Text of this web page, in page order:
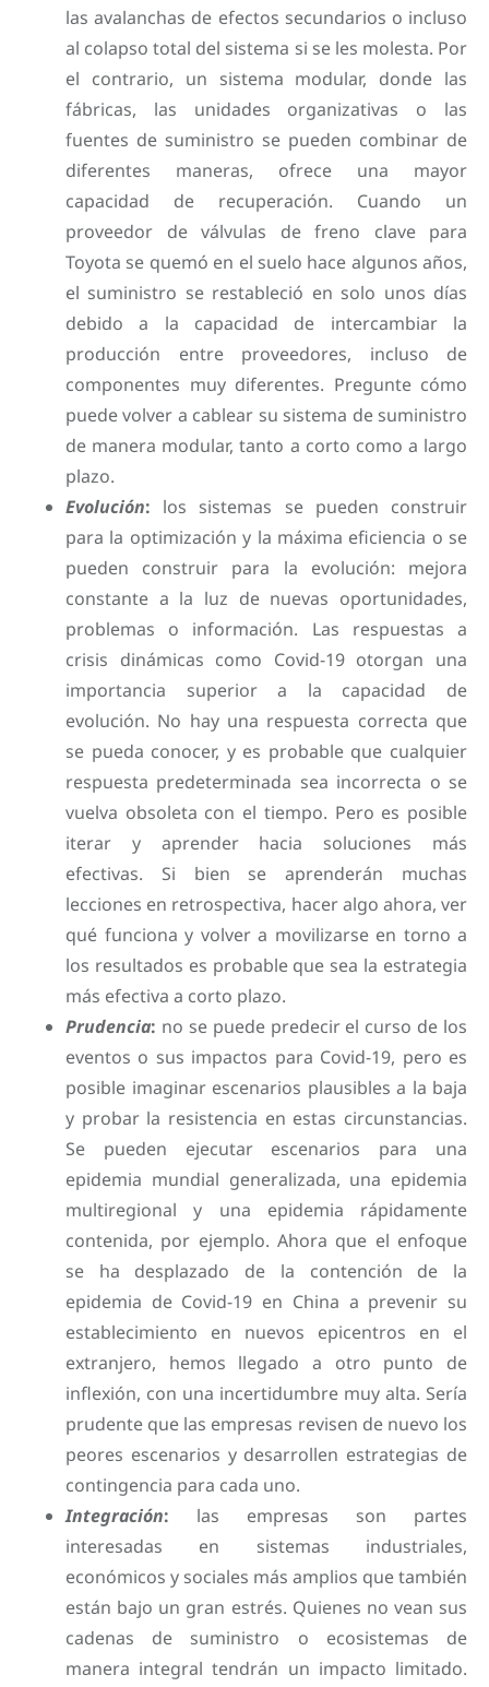
las avalanchas de efectos secundarios o incluso
al colapso total del sistema si se les molesta. Por
el contrario, un sistema modular, donde las
fábricas, las unidades organizativas o las
fuentes de suministro se pueden combinar de
diferentes maneras, ofrece una mayor
capacidad de recuperación. Cuando un
proveedor de válvulas de freno clave para
Toyota se quemó en el suelo hace algunos años,
el suministro se restableció en solo unos días
debido a la capacidad de intercambiar la
producción entre proveedores, incluso de
componentes muy diferentes. Pregunte cómo
puede volver a cablear su sistema de suministro
de manera modular, tanto a corto como a largo
plazo.
Evolución: los sistemas se pueden construir
para la optimización y la máxima eficiencia o se
pueden construir para la evolución: mejora
constante a la luz de nuevas oportunidades,
problemas o información. Las respuestas a
crisis dinámicas como Covid-19 otorgan una
importancia superior a la capacidad de
evolución. No hay una respuesta correcta que
se pueda conocer, y es probable que cualquier
respuesta predeterminada sea incorrecta o se
vuelva obsoleta con el tiempo. Pero es posible
iterar y aprender hacia soluciones más
efectivas. Si bien se aprenderán muchas
lecciones en retrospectiva, hacer algo ahora, ver
qué funciona y volver a movilizarse en torno a
los resultados es probable que sea la estrategia
más efectiva a corto plazo.
Prudencia: no se puede predecir el curso de los
eventos o sus impactos para Covid-19, pero es
posible imaginar escenarios plausibles a la baja
y probar la resistencia en estas circunstancias.
Se pueden ejecutar escenarios para una
epidemia mundial generalizada, una epidemia
multiregional y una epidemia rápidamente
contenida, por ejemplo. Ahora que el enfoque
se ha desplazado de la contención de la
epidemia de Covid-19 en China a prevenir su
establecimiento en nuevos epicentros en el
extranjero, hemos llegado a otro punto de
inflexión, con una incertidumbre muy alta. Sería
prudente que las empresas revisen de nuevo los
peores escenarios y desarrollen estrategias de
contingencia para cada uno.
Integración: las empresas son partes
interesadas en sistemas industriales,
económicos y sociales más amplios que también
están bajo un gran estrés. Quienes no vean sus
cadenas de suministro o ecosistemas de
manera integral tendrán un impacto limitado.